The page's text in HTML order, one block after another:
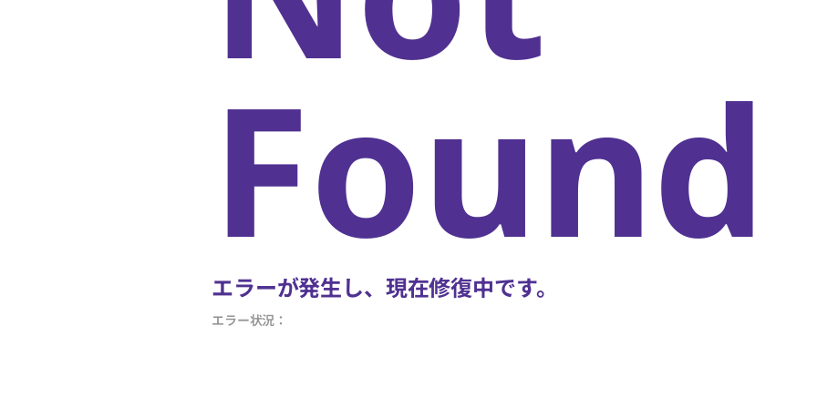
Found
エラーが発生し、現在修復中です。
エラー状況：